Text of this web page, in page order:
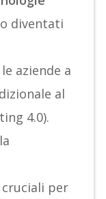
diventati
aziende a
al
4.0).
per